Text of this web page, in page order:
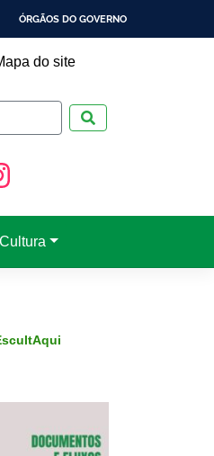
ÓRGÃOS DO GOVERNO
do site
Cultura